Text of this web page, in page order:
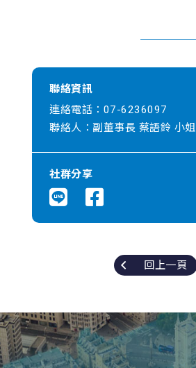
聯絡資訊
連絡電話：07-6236097
聯絡人：副董事長 蔡語鈴 小姐
社群分享
回上一頁